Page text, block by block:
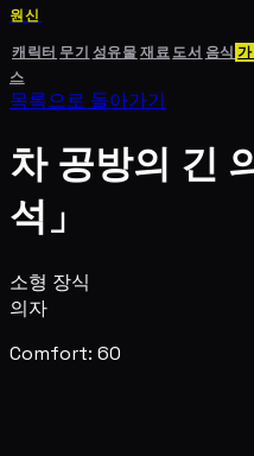
원신
캐릭터 무기 성유물재료도서 음식
스
목록으로 돌아가기
차 공방의 긴
석」
소형 장식
의자
Comfort: 60